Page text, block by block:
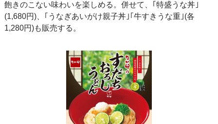
飽きのこない味わいを楽しめる。併せて、｢特盛うな丼｣
(1,680円)、｢うなぎあいがけ親子丼｣｢牛すきうな重｣(各
1,280円)も販売する。